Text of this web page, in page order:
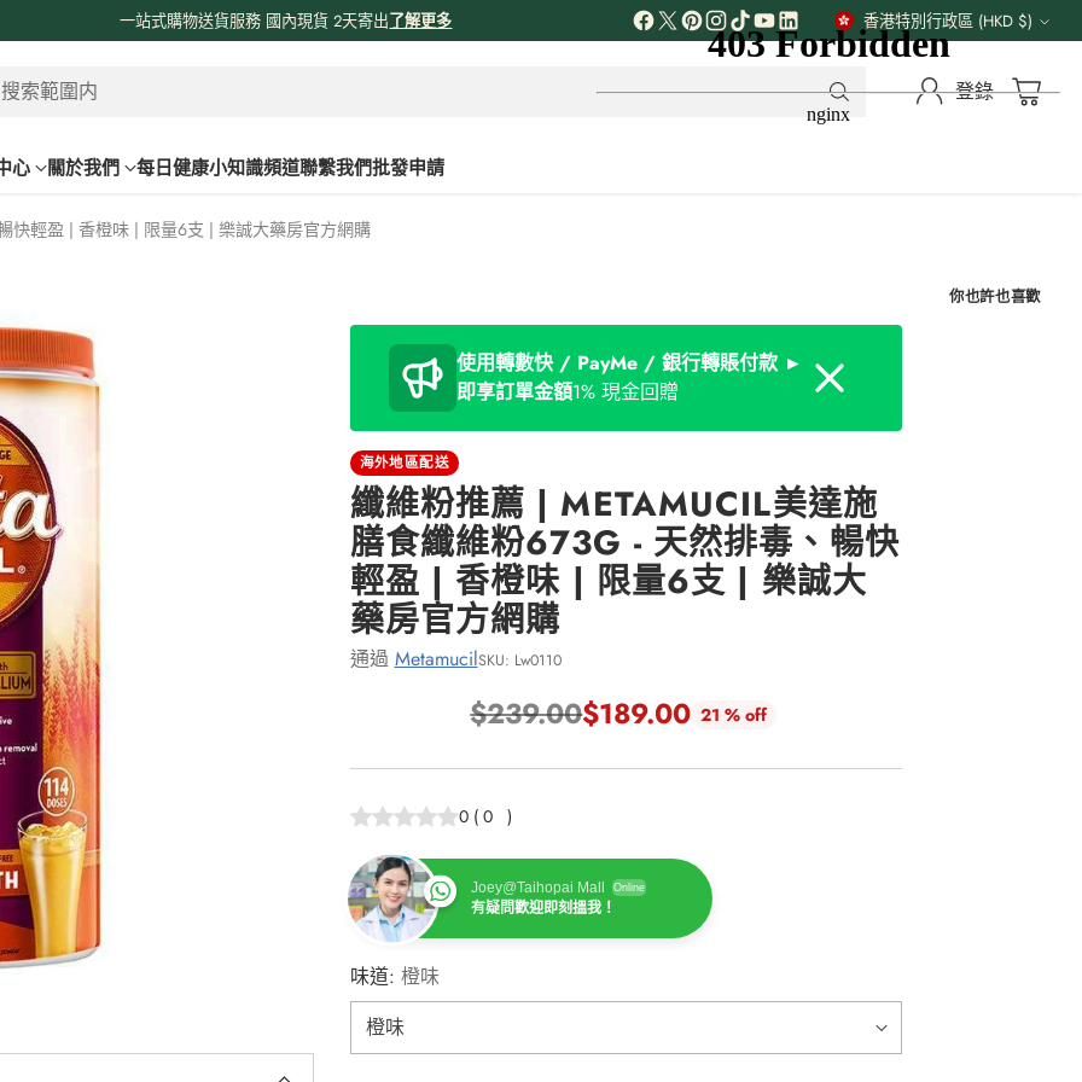
時候分享吓我哋由採購、物流、購物網站、送貨嘅流程俾大家知啦😊😊
貨
幣
香港特別行政區 (HKD $)
索範圍内 登錄
心 關於我們 每日健康小知識頻道聯繫我們批發申請
快輕盈 | 香橙味 | 限量6支 | 樂誠大藥房官方網購
使用轉數快 / PayMe / 銀行轉賬付款 ►
即享訂單金額1% 現金回贈
Dismiss
海外地區配送
纖維粉推薦 | METAMUCIL美達施
膳食纖維粉673G - 天然排毒、暢快
輕盈 | 香橙味 | 限量6支 | 樂誠大
藥房官方網購
通過 MetamucilSKU: Lw0110
正
常
價
格
$239.00$189.00 21 % off
0 ( 0 )
Joey@Taihopai Mall Online
有疑問歡迎即刻搵我！
味道: 橙味
你也許也喜歡